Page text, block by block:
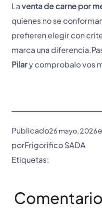
Laventa de carne por
quienes no se
prefieren elegir con
marca una
Pilary comprobalo vos
Publicado26 mayo, 2026
porFrigorifico SADA
Etiquetas: